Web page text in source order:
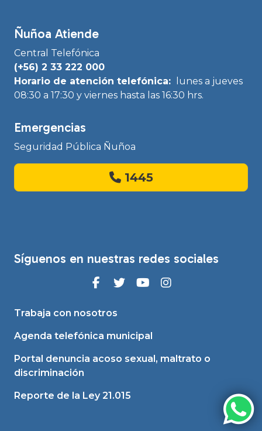
Ñuñoa Atiende
Central Telefónica
(+56) 2 33 222 000
Horario de atención telefónica:
lunes a jueves
08:30 a 17:30 y viernes hasta las 16:30 hrs.
Emergencias
Seguridad Pública Ñuñoa
1445
Síguenos en nuestras redes sociales
Trabaja con nosotros
Agenda telefónica municipal
Portal denuncia acoso sexual, maltrato o
discriminación
Reporte de la Ley 21.015